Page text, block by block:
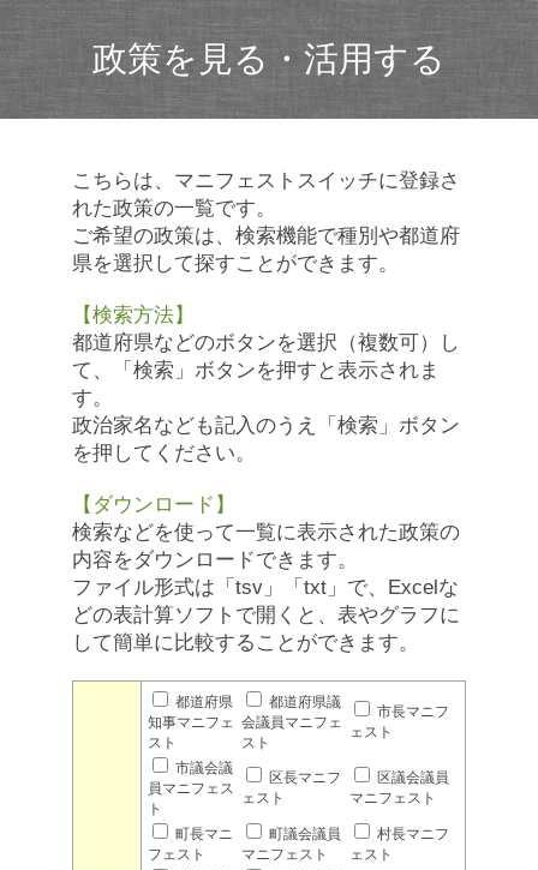
政策を見る・活用する
こちらは、マニフェストスイッチに登録さ
れた政策の一覧です。
ご希望の政策は、検索機能で種別や都道府
県を選択して探すことができます。
【検索方法】
都道府県などのボタンを選択（複数可）し
て、「検索」ボタンを押すと表示されま
す。
政治家名なども記入のうえ「検索」ボタン
を押してください。
【ダウンロード】
検索などを使って一覧に表示された政策の
内容をダウンロードできます。
ファイル形式は「tsv」「txt」で、Excelな
どの表計算ソフトで開くと、表やグラフに
して簡単に比較することができます。
都道府県
知事マニフェ
スト
都道府県議
会議員マニフェ
スト
市長マニフ
ェスト
市議会議
員マニフェス
ト
区長マニフ
ェスト
区議会議員
マニフェスト
町長マニ
フェスト
町議会議員
マニフェスト
村長マニフ
ェスト